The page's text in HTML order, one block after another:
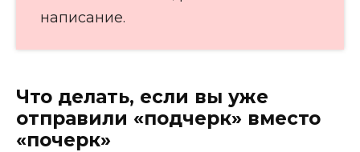
написание.
Что делать, если вы уже
отправили «подчерк» вместо
«почерк»